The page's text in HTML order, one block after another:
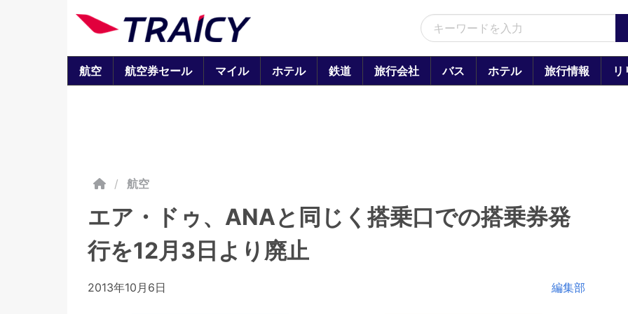
航空 航空券セール マイル ホテル 鉄道 旅行会社 バス ホテル 旅行情報 リ
/ 航空
エア・ドゥ、ANAと同じく搭乗口での搭乗券発
行を12月3日より廃止
2013年10月6日 編集部